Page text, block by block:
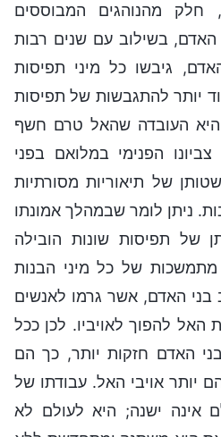
חלק מהנוהגים המבוססים
האדם, בשילוב עם שנים רבות
גיבשו כל מיני תפיסות
יותר להתגבשות של תפיסות
העובדה שהאל טרם חשף
הפנימי במלואם בפני
של תיאוריות מסורתיות
ניתן לומר שבמהלך אמונתו
תפיסות שונות הובילה
של כל מיני הבנות
האדם, אשר גרמו לאנשים
להפוך לאויביו. לכן ככל
האדם חזקות יותר, כך הם
יותר אויבי האל. עבודתו של
אינה ישנה; היא לעולם לא